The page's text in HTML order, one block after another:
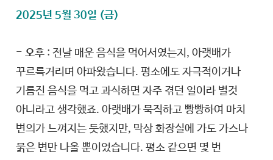
2025년 5월 30일 (금)
- 오후 : 전날 매운 음식을 먹어서였는지, 아랫배가
꾸르륵거리며 아파왔습니다. 평소에도 자극적이거나
기름진 음식을 먹고 과식하면 자주 겪던 일이라 별것
아니라고 생각했죠. 아랫배가 묵직하고 빵빵하여 마치
변의가 느껴지는 듯했지만, 막상 화장실에 가도 가스나
묽은 변만 나올 뿐이었습니다. 평소 같으면 몇 번